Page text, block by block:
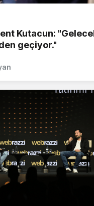
Kutacun:
geçiyor."